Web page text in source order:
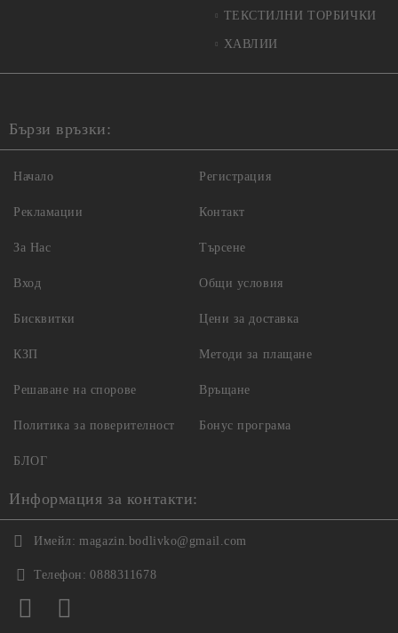
ТЕКСТИЛНИ ТОРБИЧКИ
ХАВЛИИ
Бързи връзки:
Начало
Рекламации
За Нас
Вход
Регистрация
Контакт
Търсене
Общи условия
Бисквитки
КЗП
Решаване на спорове
Политика за поверителност
Цени за доставка
Методи за плащане
Връщане
Бонус програма
БЛОГ
Информация за контакти:
Имейл: magazin.bodlivko@gmail.com
Телефон: 0888311678